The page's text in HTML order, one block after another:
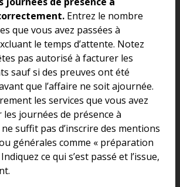
Entrez le nombre
que vous avez passées à
le temps d’attente. Notez
pas autorisé à facturer les
sauf si des preuves ont été
que l’affaire ne soit ajournée.
les services que vous avez
journées de présence à
ne suffit pas d’inscrire des mentions
générales comme « préparation
ce qui s’est passé et l’issue,